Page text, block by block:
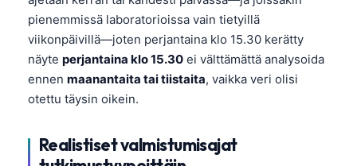
pienemmissä laboratorioissa vain tietyillä
viikonpäivillä—joten perjantaina klo 15.30 kerätty
näyte perjantaina klo 15.30 ei välttämättä analysoida
ennen maanantaita tai tiistaita, vaikka veri olisi
otettu täysin oikein.
Realistiset valmistumisajat